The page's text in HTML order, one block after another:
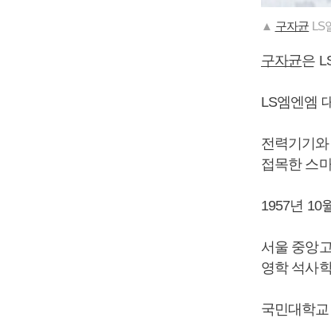
▲ 구자균 LS
구자균은
LS엠엔엠
전력기기
접목한 스
1957년 10
서울 중앙
영학 석사
국민대학